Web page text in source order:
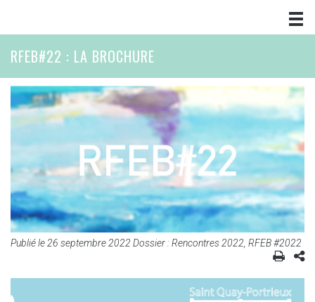
RFEB#22 : LA BROCHURE
Publié le 26 septembre 2022 Dossier :Rencontres 2022 RFEB #2022